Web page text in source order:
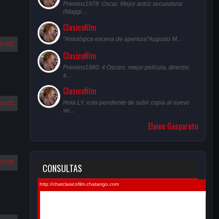
7/21
7/21
7/25
Premios1978: Oscar: Mejor actriz secundaria
(Maggi…
Clasicofilm
"Antológica escena de apertura"Augusto M…
Clasicofilm
Premios1980: 4 Oscars: mejor película, director,
a…
Clasicofilm
Hola LY, esta pendiente de subir copia al nuevo
se…
Elaine Gaspareto
CONSULTAS